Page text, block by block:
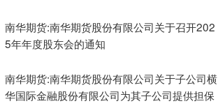
南华期货:南华期货股份有限公司关于召开202
5年年度股东会的通知
南华期货:南华期货股份有限公司关于子公司横
华国际金融股份有限公司为其子公司提供担保